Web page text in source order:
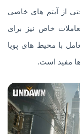
حتی از آیتم های خاصی
خاص نیز برای
با محیط های پویا
ها مفید است.